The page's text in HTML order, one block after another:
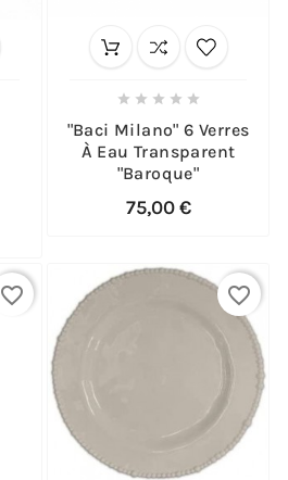
    
"Baci Milano" 6 Verres
À Eau Transparent
"Baroque"
75,00 €
favorite_border favorite_border